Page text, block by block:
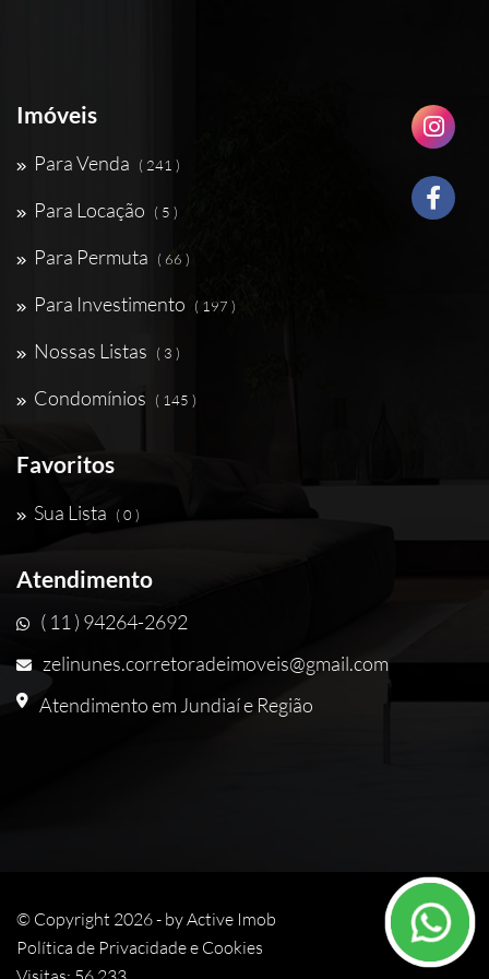
Imóveis
Para Venda ( 241 )
Para Locação ( 5 )
Para Permuta ( 66 )
Para Investimento ( 197 )
Nossas Listas ( 3 )
Condomínios ( 145 )
Favoritos
Sua Lista ( 0 )
Atendimento
( 11 ) 94264-2692
zelinunes.corretoradeimoveis@gmail.com
Atendimento em Jundiaí e Região
© Copyright 2026 - byActive Imob
Política de Privacidade e Cookies